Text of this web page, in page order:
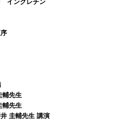
先生
先生
圭輔先生 講演